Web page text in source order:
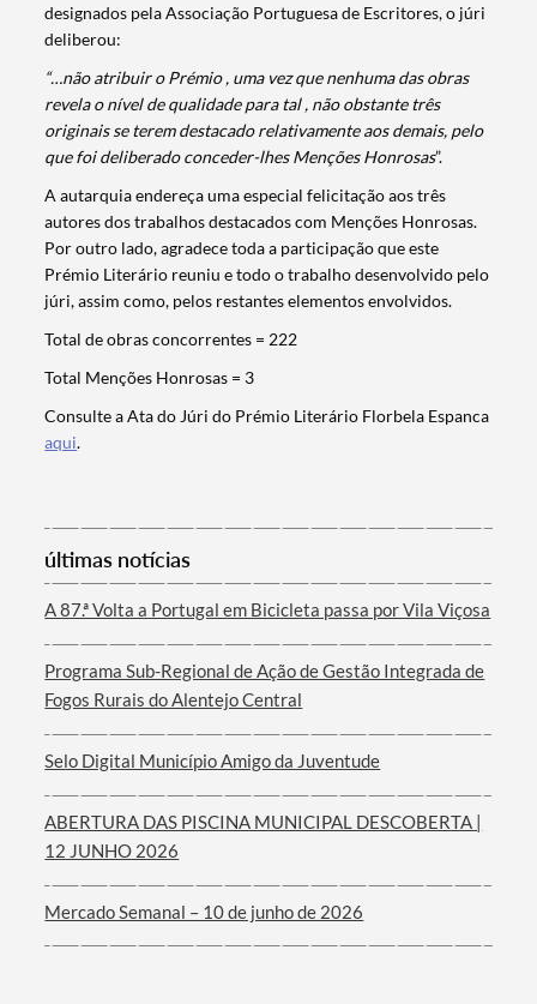
Termo de Pesquisa
Categorias gerais
designados pela Associação Portuguesa de Escritores, o júri
deliberou:
“…não atribuir o Prémio , uma vez que nenhuma das obras
revela o nível de qualidade para tal , não obstante três
originais se terem destacado relativamente aos demais, pelo
que foi deliberado conceder-lhes Menções Honrosas”.
A autarquia endereça uma especial felicitação aos três
autores dos trabalhos destacados com Menções Honrosas.
Por outro lado, agradece toda a participação que este
Prémio Literário reuniu e todo o trabalho desenvolvido pelo
júri, assim como, pelos restantes elementos envolvidos.
Total de obras concorrentes = 222
Total Menções Honrosas = 3
Consulte a Ata do Júri do Prémio Literário Florbela Espanca
aqui.
últimas notícias
A 87.ª Volta a Portugal em Bicicleta passa por Vila Viçosa
Programa Sub-Regional de Ação de Gestão Integrada de
Fogos Rurais do Alentejo Central
Selo Digital Município Amigo da Juventude
ABERTURA DAS PISCINA MUNICIPAL DESCOBERTA |
12 JUNHO 2026
Mercado Semanal – 10 de junho de 2026